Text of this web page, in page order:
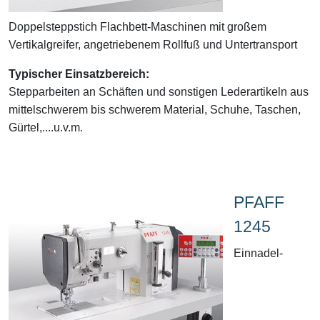
Doppelsteppstich Flachbett-Maschinen mit großem
Vertikalgreifer, angetriebenem Rollfuß und Untertransport
Typischer Einsatzbereich:
Stepparbeiten an Schäften und sonstigen Lederartikeln aus
mittelschwerem bis schwerem Material, Schuhe, Taschen,
Gürtel,....u.v.m.
PFAFF
1245
Einnadel-